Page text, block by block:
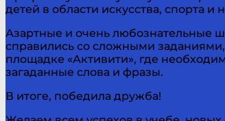
детей в области искусства, спорта
Азартные и очень любознательные
справились со сложными
площадке «Активити», где
загаданные слова и фразы.
В итоге, победила дружба!